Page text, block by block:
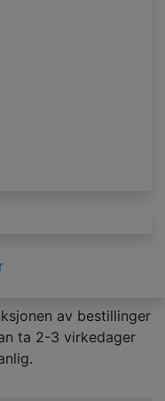
av bestillinger
ta 2-3 virkedager